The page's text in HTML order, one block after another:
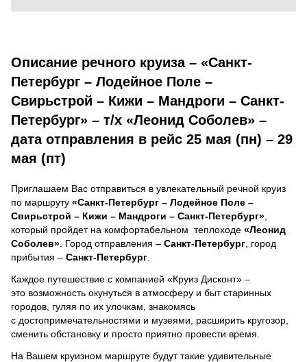
Описание речного круиза – «Санкт-
Петербург – Лодейное Поле –
Свирьстрой – Кижи – Мандроги – Санкт-
Петербург» – т/х «Леонид Соболев» –
дата отправления в рейс 25 мая (пн) – 29
мая (пт)
Приглашаем Вас отправиться в увлекательный речной круиз
по маршруту «Санкт-Петербург – Лодейное Поле –
Свирьстрой – Кижи – Мандроги – Санкт-Петербург»
который пройдет на комфортабельном теплоходе «Леонид
Соболев» . Город отправления – Санкт-Петербург , город
прибытия – Санкт-Петербург
Каждое путешествие с компанией «Круиз Дисконт» –
это возможность окунуться в атмосферу и быт старинных
городов, гуляя по их улочкам, знакомясь
с достопримечательностями и музеями, расширить кругозор,
сменить обстановку и просто приятно провести время.
На Вашем круизном маршруте будут такие удивительные